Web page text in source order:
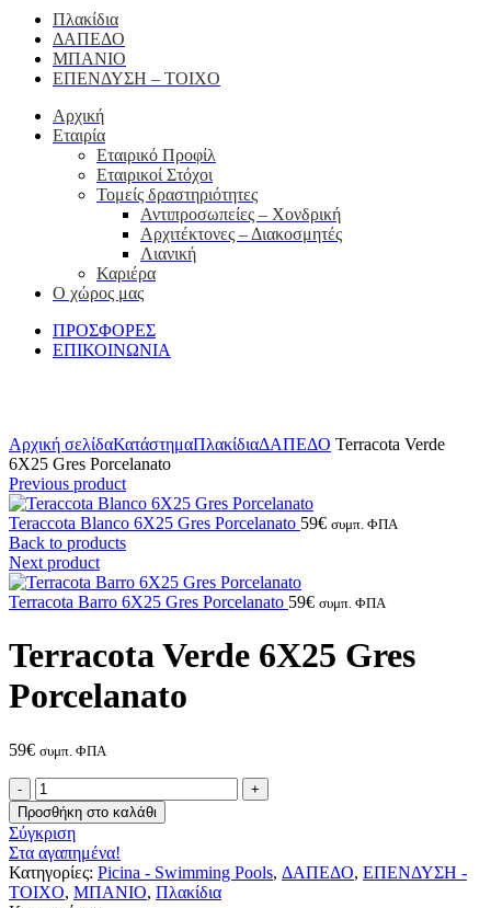
Πλακίδια
ΔΑΠΕΔΟ
ΜΠΑΝΙΟ
ΕΠΕΝΔΥΣΗ – ΤΟΙΧΟ
Αρχική
Εταιρία
Εταιρικό Προφίλ
Εταιρικοί Στόχοι
Τομείς δραστηριότητες
Αντιπροσωπείες – Xονδρική
Αρχιτέκτονες – Διακοσμητές
Λιανική
Καριέρα
Ο χώρος μας
ΠΡΟΣΦΟΡΕΣ
ΕΠΙΚΟΙΝΩΝΙΑ
Αρχική σελίδαΚατάστημαΠλακίδιαΔΑΠΕΔΟ Terracota Verde
6X25 Gres Porcelanato
Previous product
Teraccota Blanco 6X25 Gres Porcelanato 59€ συμπ. ΦΠΑ
Back to products
Next product
Terracota Barro 6X25 Gres Porcelanato 59€ συμπ. ΦΠΑ
Terracota Verde 6X25 Gres
Porcelanato
59€ συμπ. ΦΠΑ
Terracota
Verde
6X25
Gres
Porcelanato
ποσότητα
Προσθήκη στο καλάθι
Σύγκριση
Στα αγαπημένα!
Κατηγορίες: Picina - Swimming Pools, ΔΑΠΕΔΟ, ΕΠΕΝΔΥΣΗ -
ΤΟΙΧΟ, ΜΠΑΝΙΟ, Πλακίδια